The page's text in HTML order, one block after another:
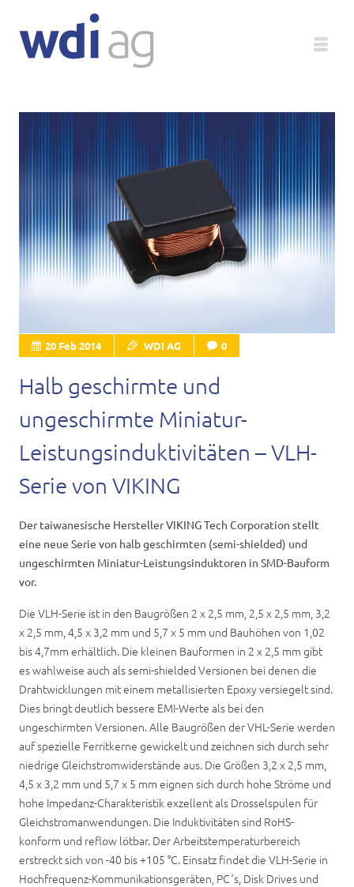
Unternehmen
Produkte
Service
Karriere
20 Feb 2014 WDI AG 0
Halb geschirmte und
ungeschirmte Miniatur-
Leistungsinduktivitäten – VLH-
Serie von VIKING
Der taiwanesische Hersteller VIKING Tech Corporation stellt
eine neue Serie von halb geschirmten (semi-shielded) und
ungeschirmten Miniatur-Leistungsinduktoren in SMD-Bauform
vor.
Die VLH-Serie ist in den Baugrößen 2 x 2,5 mm, 2,5 x 2,5 mm, 3,2
x 2,5 mm, 4,5 x 3,2 mm und 5,7 x 5 mm und Bauhöhen von 1,02
bis 4,7mm erhältlich. Die kleinen Bauformen in 2 x 2,5 mm gibt
es wahlweise auch als semi-shielded Versionen bei denen die
Drahtwicklungen mit einem metallisierten Epoxy versiegelt sind.
Dies bringt deutlich bessere EMI-Werte als bei den
ungeschirmten Versionen. Alle Baugrößen der VHL-Serie werden
auf spezielle Ferritkerne gewickelt und zeichnen sich durch sehr
niedrige Gleichstromwiderstände aus. Die Größen 3,2 x 2,5 mm,
4,5 x 3,2 mm und 5,7 x 5 mm eignen sich durch hohe Ströme und
hohe Impedanz-Charakteristik exzellent als Drosselspulen für
Gleichstromanwendungen. Die Induktivitäten sind RoHS-
konform und reflow lötbar. Der Arbeitstemperaturbereich
erstreckt sich von -40 bis +105 °C. Einsatz findet die VLH-Serie in
Hochfrequenz-Kommunikationsgeräten, PC´s, Disk Drives und